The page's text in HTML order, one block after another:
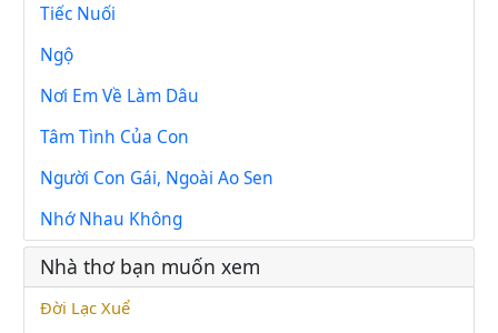
Tiếc Nuối
Ngộ
Nơi Em Về Làm Dâu
Tâm Tình Của Con
Người Con Gái, Ngoài Ao Sen
Nhớ Nhau Không
Nhà thơ bạn muốn xem
Đời Lạc Xuể